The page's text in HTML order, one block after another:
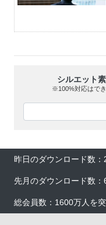
シルエット
※100%対応はで
昨日のダウンロード数：
先月のダウンロード数：
総会員数：1600万人を